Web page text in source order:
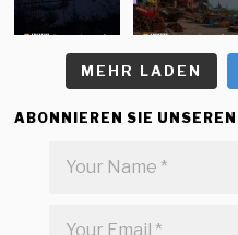
MEHR LADEN
ABONNIEREN SIE